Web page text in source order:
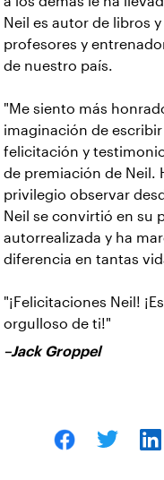
Neil es autor de libros
profesores y
de nuestro país.
"Me siento más
imaginación de
felicitación y
de premiación de Neil.
privilegio observar
Neil se convirtió en su
autorrealizada y ha
diferencia en tantas
"¡Felicitaciones Neil!
orgulloso de ti!"
–Jack Groppel